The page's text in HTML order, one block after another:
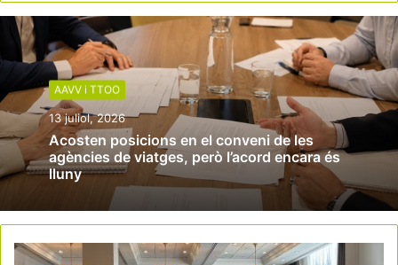
AAVV i TTOO
13 juliol, 2026
Acosten posicions en el conveni de les
agències de viatges, però l’acord encara és
lluny